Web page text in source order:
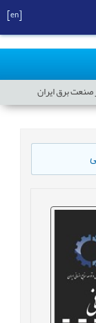
برق ایران